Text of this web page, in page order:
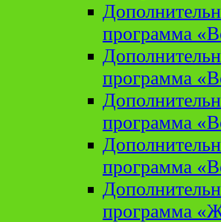
программа
программа
программа
программа
программа